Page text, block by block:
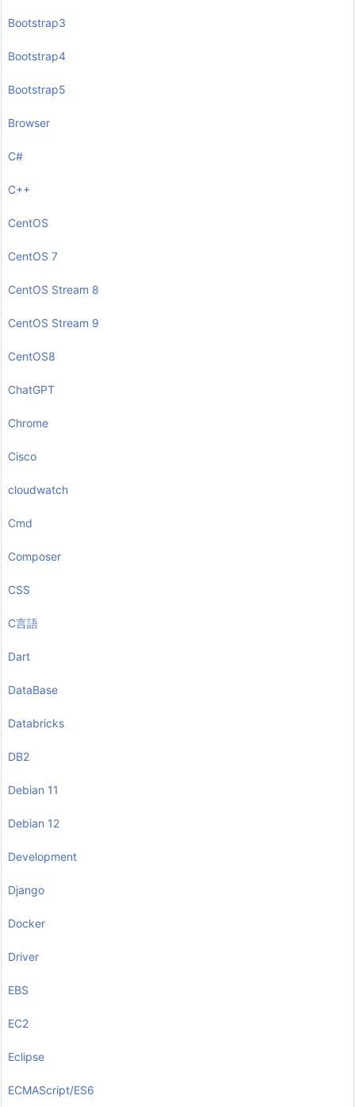
Bootstrap3
Bootstrap4
Bootstrap5
Browser
C#
C++
CentOS
CentOS 7
CentOS Stream 8
CentOS Stream 9
CentOS8
ChatGPT
Chrome
Cisco
cloudwatch
Cmd
Composer
CSS
C言語
Dart
DataBase
Databricks
DB2
Debian 11
Debian 12
Development
Django
Docker
Driver
EBS
EC2
Eclipse
ECMAScript/ES6